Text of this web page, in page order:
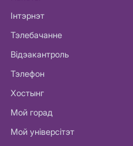
Інтэрнэт
Тэлебачанне
Відэакантроль
Тэлефон
Хостынг
Мой горад
Мой універсітэт